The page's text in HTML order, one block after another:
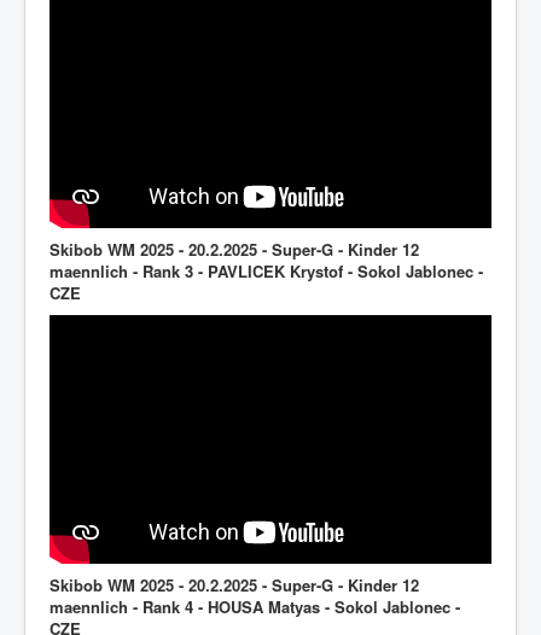
Skibob WM 2025 - 20.2.2025 - Super-G - Kinder 12
maennlich - Rank 3 - PAVLICEK Krystof - Sokol Jablonec -
CZE
Skibob WM 2025 - 20.2.2025 - Super-G - Kinder 12
maennlich - Rank 4 - HOUSA Matyas - Sokol Jablonec -
CZE